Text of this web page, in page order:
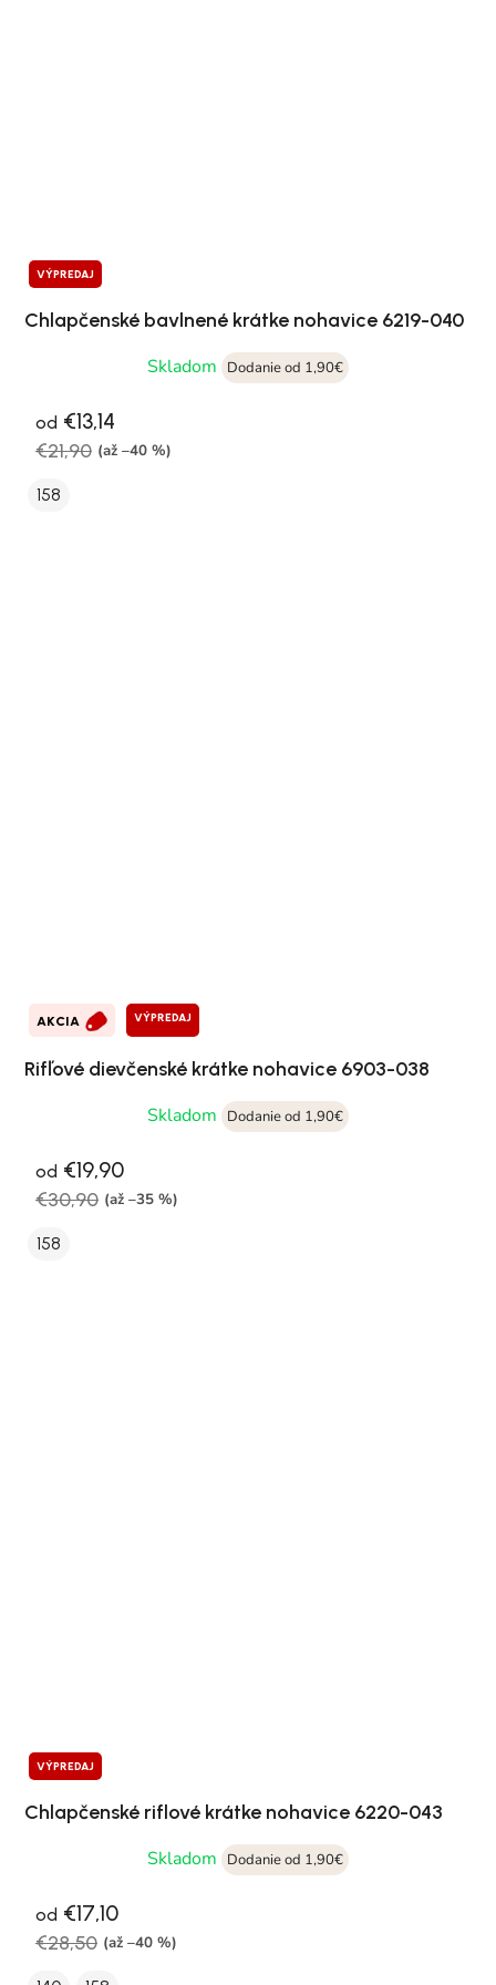
VÝPREDAJ
Chlapčenské bavlnené krátke nohavice 6219-040
Skladom
Dodanie od 1,90€
od €13,14
€21,90 (až –40 %)
158
AKCIA VÝPREDAJ
Rifľové dievčenské krátke nohavice 6903-038
Skladom
Dodanie od 1,90€
od €19,90
€30,90 (až –35 %)
158
VÝPREDAJ
Chlapčenské riflové krátke nohavice 6220-043
Skladom
Dodanie od 1,90€
od €17,10
€28,50 (až –40 %)